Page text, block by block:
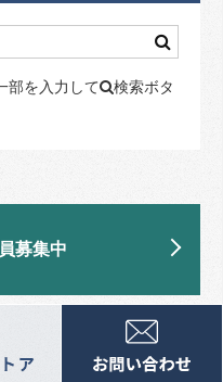
部を入力して
検索ボタ
募集中
ンサー